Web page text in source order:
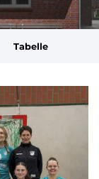
Tabelle